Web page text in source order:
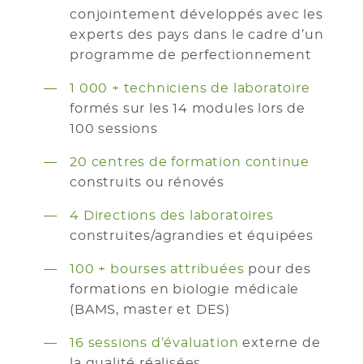
conjointement développés avec les
experts des pays dans le cadre d’un
programme de perfectionnement
1 000 + techniciens de laboratoire
formés sur les 14 modules lors de
100 sessions
20 centres de formation continue
construits ou rénovés
4 Directions des laboratoires
construites/agrandies et équipées
100 + bourses attribuées pour des
formations en biologie médicale
(BAMS, master et DES)
16 sessions d’évaluation externe de